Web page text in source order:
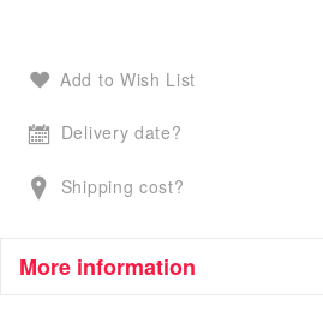
Add to Wish List
Delivery date?
Shipping cost?
More information